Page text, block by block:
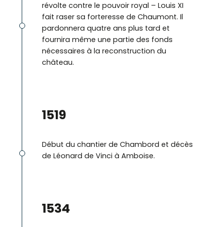
révolte contre le pouvoir royal – Louis XI
fait raser sa forteresse de Chaumont. Il
pardonnera quatre ans plus tard et
fournira même une partie des fonds
nécessaires à la reconstruction du
château.
1519
Début du chantier de Chambord et décès
de Léonard de Vinci à Amboise.
1534